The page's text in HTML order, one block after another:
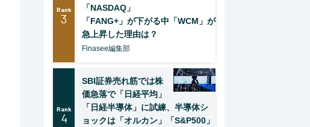
Rank
3
「NASDAQ」
「FANG+」が下がる中「WCM」が
急上昇した理由は？
Finasee編集部
Rank
4
SBI証券売れ筋では株
価急落で「日経平均」
「日経半導体」に試練、半導体シ
ョックは「オルカン」「S&P500」